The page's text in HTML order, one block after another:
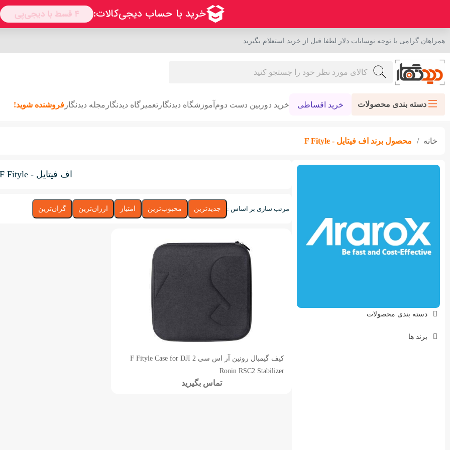
همراهان گرامی با توجه نوسانات دلار لطفا قبل از خرید استعلام بگیرید
دسته بندی محصولات خرید اقساطی خرید دوربین دست دوم آموزشگاه دیدنگار تعمیرگاه دیدنگار مجله دیدنگار فروشنده شوید!
خانه محصول برند اف فیتایل - F Fityle
اف فیتایل - F Fityle
مرتب سازی بر اساس : جدیدترین محبوب‌ترین امتیاز ارزان‌ترین گران‌ترین
کیف گیمبال رونین آر اس سی 2 F Fityle Case for DJI
Ronin RSC2 Stabilizer
تماس بگیرید
دسته بندی محصولات
برند ها